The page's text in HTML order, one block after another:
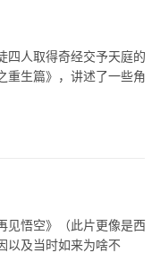
四人取得奇经交予天庭的
重生篇》，讲述了一些角
见悟空》（此片更像是西
以及当时如来为啥不